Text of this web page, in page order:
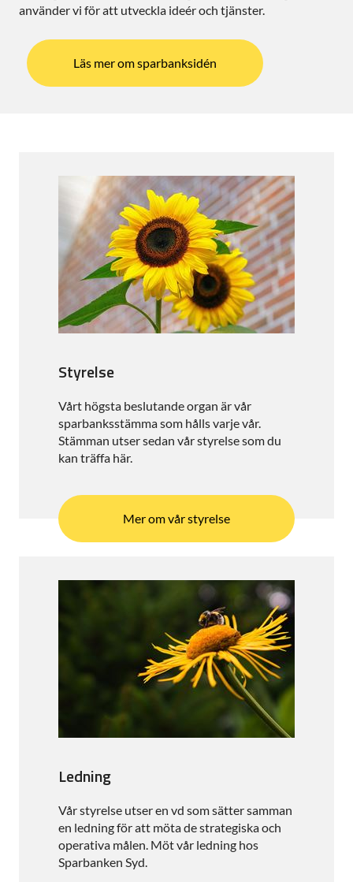
använder vi för att utveckla ideér och tjänster.
Läs mer om sparbanksidén
Styrelse
Vårt högsta beslutande organ är vår
sparbanksstämma som hålls varje vår.
Stämman utser sedan vår styrelse som du
kan träffa här.
Mer om vår styrelse
Ledning
Vår styrelse utser en vd som sätter samman
en ledning för att möta de strategiska och
operativa målen. Möt vår ledning hos
Sparbanken Syd.